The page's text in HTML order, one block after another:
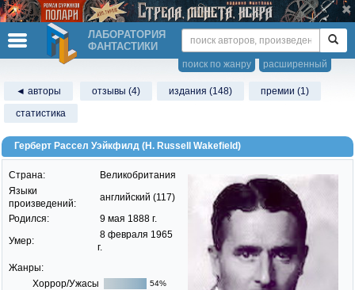
ЛАБОРАТОРИЯ
ФАНТАСТИКИ
расширенный
поиск по жанру
◄ авторы отзывы (4) издания (148)
премии (1)
статистика
Герберт Рассел Уэйкфилд (H. Russell Wakefield)
Страна:
Великобритания
Языки
произведений:
английский (117)
Родился:
9 мая 1888 г.
Умер:
8 февраля 1965
г.
Жанры:
Хоррор/Ужасы
54%